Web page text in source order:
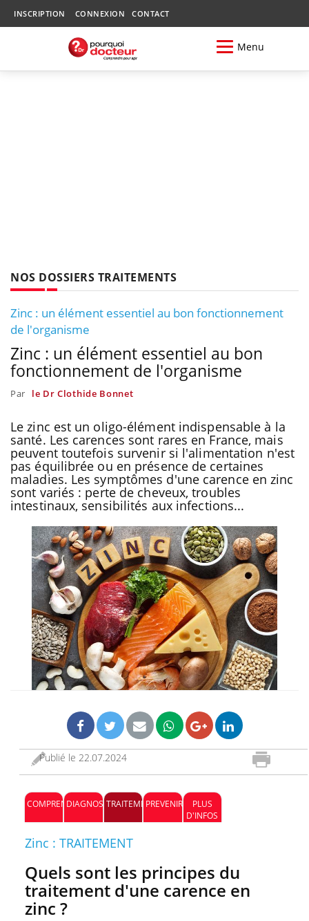
INSCRIPTION CONNEXION CONTACT
Menu
NOS DOSSIERS TRAITEMENTS
Zinc : un élément essentiel au bon fonctionnement
de l'organisme
Zinc : un élément essentiel au bon
fonctionnement de l'organisme
Par le Dr Clothide Bonnet
Le zinc est un oligo-élément indispensable à la
santé. Les carences sont rares en France, mais
peuvent toutefois survenir si l'alimentation n'est
pas équilibrée ou en présence de certaines
maladies. Les symptômes d'une carence en zinc
sont variés : perte de cheveux, troubles
intestinaux, sensibilités aux infections...
Publié le 22.07.2024
COMPRENDREDIAGNOSTICTRAITEMENTPREVENIR
PLUS
D'INFOS
Zinc : TRAITEMENT
Quels sont les principes du
traitement d'une carence en
zinc ?